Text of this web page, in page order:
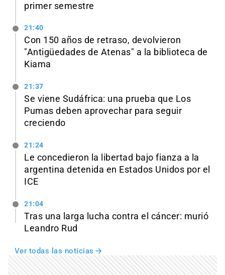
primer semestre
21:40
Con 150 años de retraso, devolvieron
"Antigüedades de Atenas" a la biblioteca de
Kiama
21:37
Se viene Sudáfrica: una prueba que Los
Pumas deben aprovechar para seguir
creciendo
21:24
Le concedieron la libertad bajo fianza a la
argentina detenida en Estados Unidos por el
ICE
21:04
Tras una larga lucha contra el cáncer: murió
Leandro Rud
Ver todas las noticias